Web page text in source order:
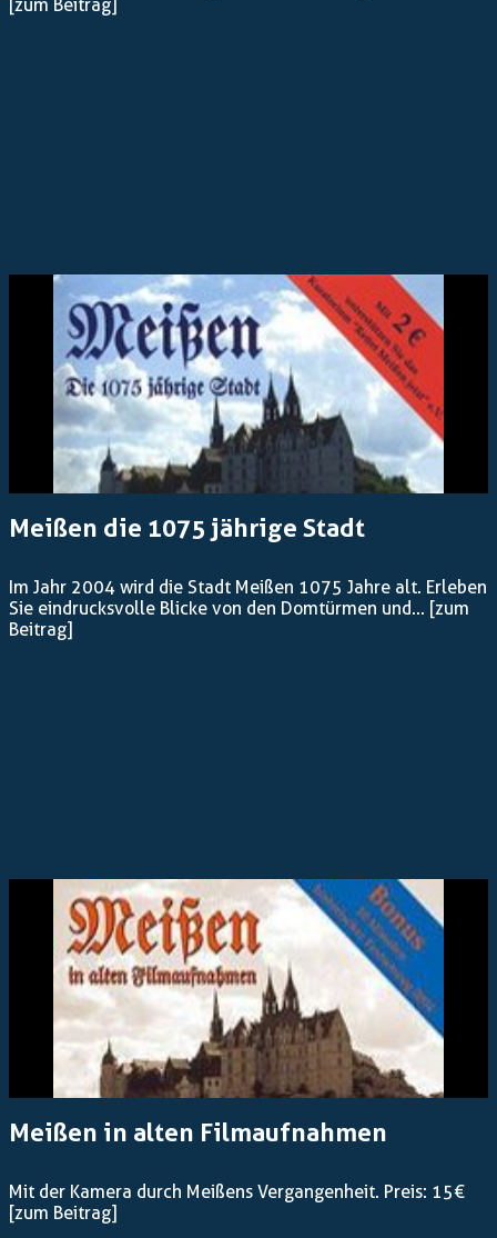
[zum Beitrag]
Meißen die 1075 jährige Stadt
Im Jahr 2004 wird die Stadt Meißen 1075 Jahre alt. Erleben
Sie eindrucksvolle Blicke von den Domtürmen und... [zum
Beitrag]
Meißen in alten Filmaufnahmen
Mit der Kamera durch Meißens Vergangenheit. Preis: 15€
[zum Beitrag]